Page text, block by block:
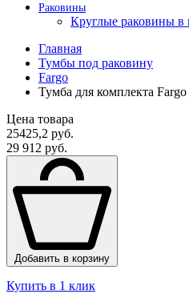
Раковины
Круглые раковины в
Главная
Тумбы под раковину
Fargo
Тумба для комплекта
Цена товара
25425,2 руб.
29 912 руб.
Добавить в корзину
Купить в 1 клик